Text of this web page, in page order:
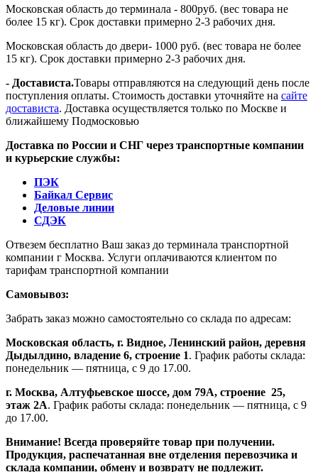
Московская область до терминала - 800руб. (вес товара не
более 15 кг). Срок доставки примерно 2-3 рабочих дня.
Московская область до двери- 1000 руб. (вес товара не более
15 кг). Срок доставки примерно 2-3 рабочих дня.
- Достависта.Товары отправляются на следующий день после
поступления оплаты. Стоимость доставки уточняйте на сайте
достависта. Доставка осуществляется только по Москве и
ближайшему Подмосковью
Доставка по России и СНГ через транспортные компании
и курьерские службы:
ПЭК
Байкал Сервис
Деловые линии
СДЭК
Отвезем бесплатно Ваш заказ до терминала транспортной
компании г Москва. Услуги оплачиваются клиентом по
тарифам транспортной компании
Самовывоз:
Забрать заказ можно самостоятельно со склада по адресам:
Московская область, г. Видное, Ленинский район, деревня
Дыдылдино, владение 6, строение 1. График работы склада:
понедельник — пятница, с 9 до 17.00.
г. Москва, Алтуфьевское шоссе, дом 79А, строение 25,
этаж 2А. График работы склада: понедельник — пятница, с 9
до 17.00.
Внимание! Всегда проверяйте товар при получении.
Продукция, распечатанная вне отделения перевозчика и
склада компании, обмену и возврату не подлежит.